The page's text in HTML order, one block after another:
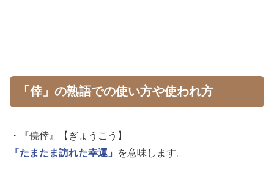
「倖」の熟語での使い方や使われ方
・『僥倖』【ぎょうこう】
「たまたま訪れた幸運」
を意味します。